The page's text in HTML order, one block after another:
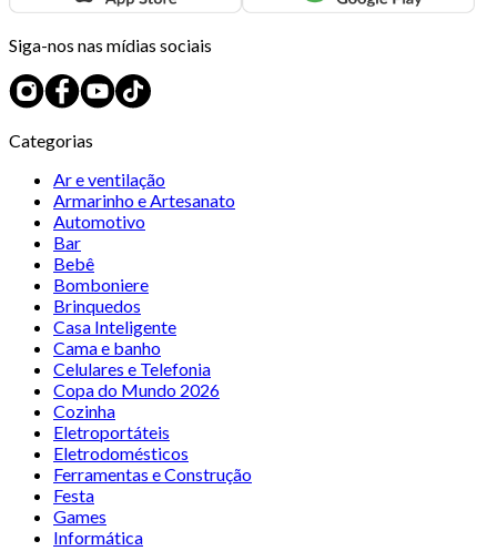
Siga-nos nas mídias sociais
Categorias
Ar e ventilação
Armarinho e Artesanato
Automotivo
Bar
Bebê
Bomboniere
Brinquedos
Casa Inteligente
Cama e banho
Celulares e Telefonia
Copa do Mundo 2026
Cozinha
Eletroportáteis
Eletrodomésticos
Ferramentas e Construção
Festa
Games
Informática